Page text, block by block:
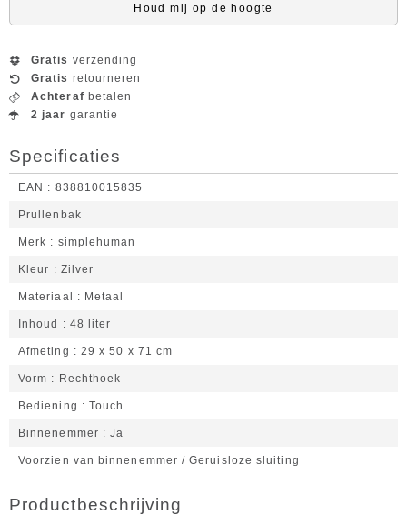
Houd mij op de hoogte
Gratis verzending
Gratis retourneren
Achteraf betalen
2 jaar garantie
Specificaties
EAN 838810015835
Prullenbak
Merk simplehuman
Kleur Zilver
Materiaal Metaal
Inhoud 48 liter
Afmeting 29 x 50 x 71 cm
Vorm Rechthoek
Bediening Touch
Binnenemmer Ja
Voorzien van binnenemmer / Geruisloze sluiting
Productbeschrijving